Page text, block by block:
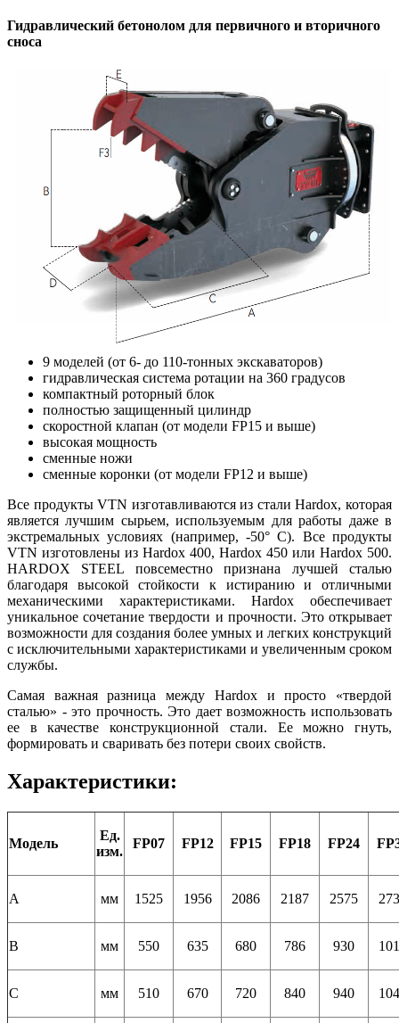
Гидравлический бетонолом для первичного и вторичного
сноса
9 моделей (от 6- до 110-тонных экскаваторов)
гидравлическая система ротации на 360 градусов
компактный роторный блок
полностью защищенный цилиндр
скоростной клапан (от модели FP15 и выше)
высокая мощность
сменные ножи
сменные коронки (от модели FP12 и выше)
Все продукты VTN изготавливаются из стали Hardox, которая
является лучшим сырьем, используемым для работы даже в
экстремальных условиях (например, -50° C). Все продукты
VTN изготовлены из Hardox 400, Hardox 450 или Hardox 500.
HARDOX STEEL повсеместно признана лучшей сталью
благодаря высокой стойкости к истиранию и отличными
механическими характеристиками. Hardox обеспечивает
уникальное сочетание твердости и прочности. Это открывает
возможности для создания более умных и легких конструкций
с исключительными характеристиками и увеличенным сроком
службы.
Самая важная разница между Hardox и просто «твердой
сталью» - это прочность. Это дает возможность использовать
ее в качестве конструкционной стали. Ее можно гнуть,
формировать и сваривать без потери своих свойств.
Характеристики:
Модель
Ед.
изм.
FP07 FP12 FP15 FP18 FP24
A мм 1525 1956 2086 2187 2575
B мм 550 635 680 786 930
C мм 510 670 720 840 940